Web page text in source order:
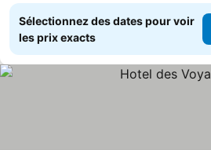
Sélectionnez des dates pour voir
les prix exacts